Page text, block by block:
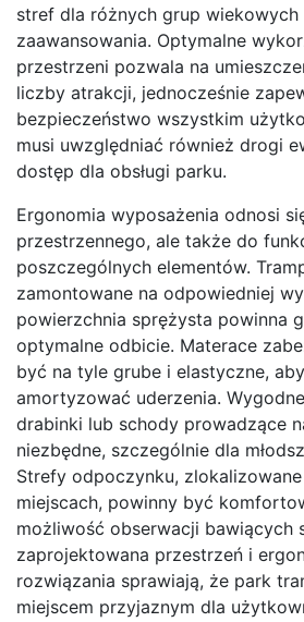
stref dla różnych grup
zaawansowania. Optymalne
przestrzeni pozwala na
liczby atrakcji, jednocześnie
bezpieczeństwo wszystkim
musi uwzględniać również drogi
dostęp dla obsługi parku.
Ergonomia wyposażenia odnosi
przestrzennego, ale także do
poszczególnych elementów.
zamontowane na odpowiedniej
powierzchnia sprężysta powinna
optymalne odbicie. Materace
być na tyle grube i elastyczne,
amortyzować uderzenia.
drabinki lub schody prowadzące
niezbędne, szczególnie dla
Strefy odpoczynku,
miejscach, powinny być
możliwość obserwacji bawiących
zaprojektowana przestrzeń i
rozwiązania sprawiają, że park
miejscem przyjaznym dla